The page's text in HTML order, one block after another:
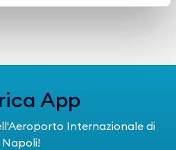
App
Internazionale di
Napoli!